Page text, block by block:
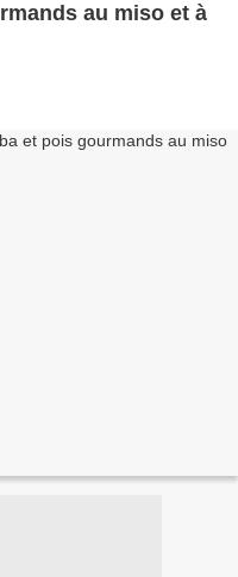
au miso et à